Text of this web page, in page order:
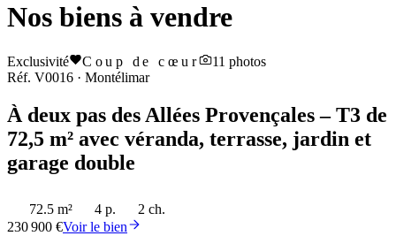
Nos biens à vendre
Exclusivité Coup de cœur 11 photos
Réf. V0016 · Montélimar
À deux pas des Allées Provençales – T3 de
72,5 m² avec véranda, terrasse, jardin et
garage double
72.5 m² 4 p.
2 ch.
230 900 €Voir le bien